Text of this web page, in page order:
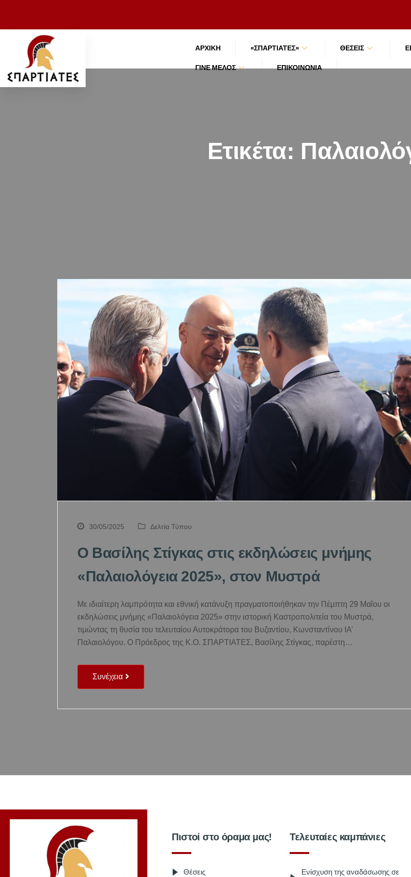
ΑΡΧΙΚΉ «ΣΠΑΡΤΙΑΤΕΣ» ΘΕΣΕΙΣ
ΓΊΝΕ ΜΈΛΟΣ
ΕΠΙΚΟΙΝΩΝΊΑ
Ετικέτα:
30/05/2025 Δελτία Τύπου
Ο Βασίλης Στίγκας στις εκδηλώσεις μνήμης
«Παλαιολόγεια 2025», στον Μυστρά
Με ιδιαίτερη λαμπρότητα και εθνική κατάνυξη πραγματοποιήθηκαν την Πέμπτη 29 Μαΐου οι
εκδηλώσεις μνήμης «Παλαιολόγεια 2025» στην ιστορική Καστροπολιτεία του Μυστρά,
τιμώντας τη θυσία του τελευταίου Αυτοκράτορα του Βυζαντίου, Κωνσταντίνου ΙΑ’
Παλαιολόγου. Ο Πρόεδρος της Κ.Ο. ΣΠΑΡΤΙΑΤΕΣ, Βασίλης Στίγκας, παρέστη…
Συνέχεια
Πιστοί στο όραμα μας!
Θέσεις
Τελευταίες καμπάνιες
Ενίσχυση της αναδάσωσης σε